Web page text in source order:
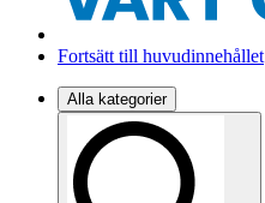
Fortsätt till huvudinnehållet
Alla kategorier